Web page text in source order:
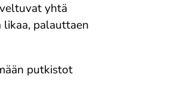
yhtä
palauttaen
putkistot